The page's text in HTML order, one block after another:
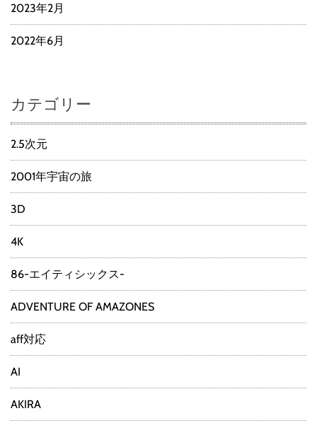
2023年2月
2022年6月
カテゴリー
2.5次元
2001年宇宙の旅
3D
4K
86-エイティシックス-
ADVENTURE OF AMAZONES
aff対応
AI
AKIRA